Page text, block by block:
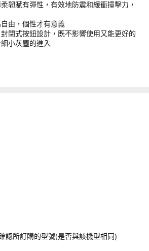
韌賦有彈性，有效地防震和緩衝撞擊力，
由，個性才有意義
閉式按鈕設計，既不影響使用又能更好的
小灰塵的進入
認所訂購的型號(是否與該機型相同)